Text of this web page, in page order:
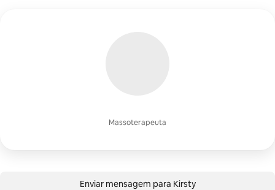
Massoterapeuta
Enviar mensagem para Kirsty